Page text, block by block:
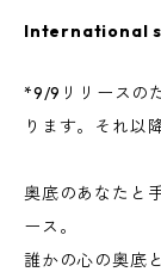
International
*9/9リリースの
ります。それ以
奥底のあなたと
ース。
誰かの心の奥底